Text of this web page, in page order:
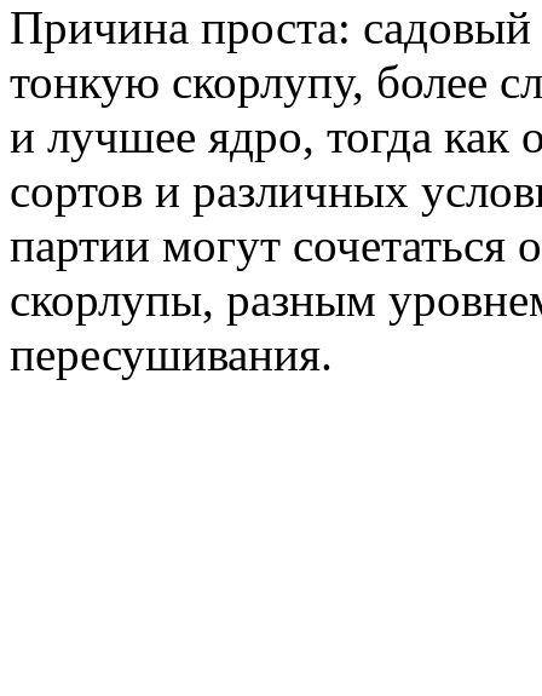
Причина проста:
тонкую скорлупу, более
и лучшее ядро, тогда как
сортов и различных
партии могут
скорлупы, разным
пересушивания.